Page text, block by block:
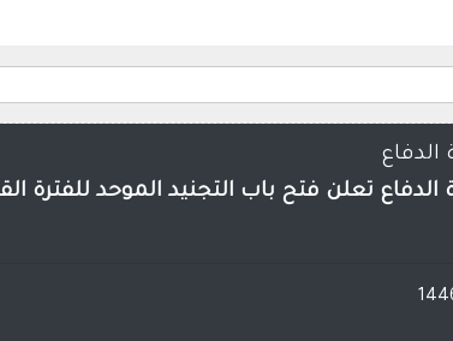
الدفاع
الدفاع تعلن فتح باب التجنيد الموحد للفترة القادمة